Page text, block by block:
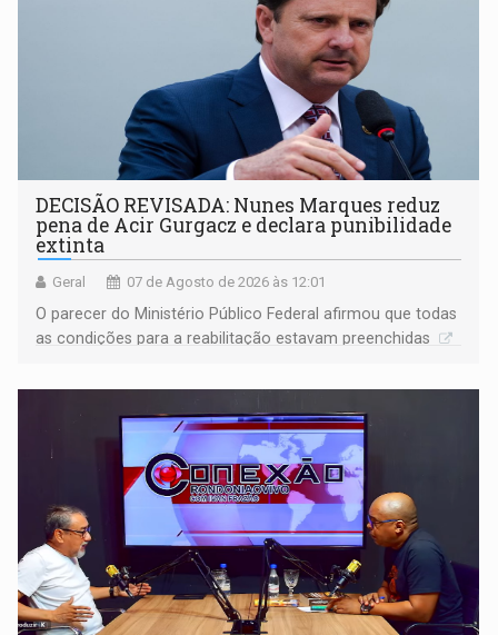
DECISÃO REVISADA: Nunes Marques reduz
pena de Acir Gurgacz e declara punibilidade
extinta
Geral 07 de Agosto de 2026 às 12:01
O parecer do Ministério Público Federal afirmou que todas
as condições para a reabilitação estavam preenchidas